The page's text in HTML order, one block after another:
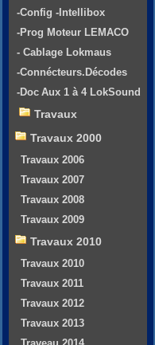
-Config -Intellibox
-Prog Moteur LEMACO
- Cablage Lokmaus
-Connécteurs.Décodes
-Doc Aux 1 à 4 LokSound
Travaux
Travaux 2000
Travaux 2006
Travaux 2007
Travaux 2008
Travaux 2009
Travaux 2010
Travaux 2010
Travaux 2011
Travaux 2012
Travaux 2013